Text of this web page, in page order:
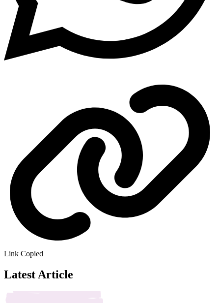
Link Copied
Latest Article